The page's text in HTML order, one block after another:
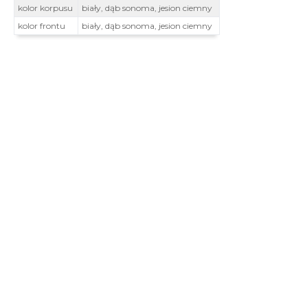
kolor korpusu
biały, dąb sonoma, jesion ciemny
kolor frontu
biały, dąb sonoma, jesion ciemny